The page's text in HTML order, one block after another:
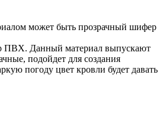
может быть прозрачный шифер
ПВХ. Данный материал выпускают
подойдет для создания
погоду цвет кровли будет давать